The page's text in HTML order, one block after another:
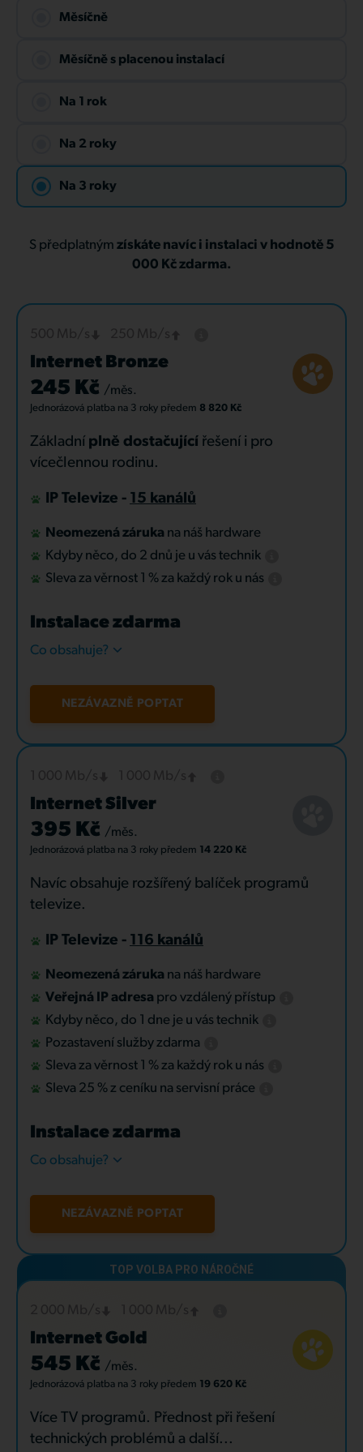
Měsíčně
Měsíčně s placenou instalací
Na 1 rok
Na 2 roky
Na 3 roky
S předplatným získáte navíc i instalaci v hodnotě 5
000 Kč zdarma.
Internet Bronze
245 Kč /měs.
Jednorázová platba na 3 roky předem 8 820 Kč
Základní plně dostačující řešení i pro
vícečlennou rodinu.
IP Televize - 15 kanálů
Neomezená záruka na náš hardware
Kdyby něco, do 2 dnů je u vás technik
Sleva za věrnost 1 % za každý rok u nás
Instalace zdarma
Co obsahuje?
NEZÁVAZNĚ POPTAT
Internet Silver
395 Kč /měs.
Jednorázová platba na 3 roky předem 14 220 Kč
Navíc obsahuje rozšířený balíček programů
televize.
IP Televize - 116 kanálů
Neomezená záruka na náš hardware
Veřejná IP adresa pro vzdálený přístup
Kdyby něco, do 1 dne je u vás technik
Pozastavení služby zdarma
Sleva za věrnost 1 % za každý rok u nás
Sleva 25 % z ceníku na servisní práce
Instalace zdarma
Co obsahuje?
NEZÁVAZNĚ POPTAT
Internet Gold
545 Kč /měs.
Jednorázová platba na 3 roky předem 19 620 Kč
Více TV programů. Přednost při řešení
technických problémů a další...